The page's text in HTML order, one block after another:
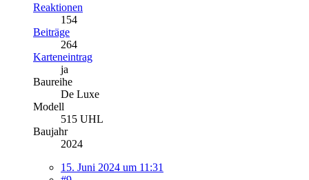
Reaktionen
154
Beiträge
264
Karteneintrag
ja
Baureihe
De Luxe
Modell
515 UHL
Baujahr
2024
15. Juni 2024 um 11:31